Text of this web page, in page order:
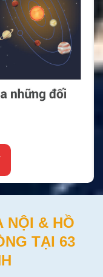
NỘI & HỒ
TẠI 63